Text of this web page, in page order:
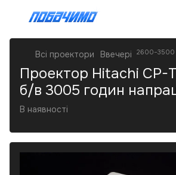
Всі проектори Ввечері 2600–3500
Проектор Hitachi CP-
б/в 3005 годин
В наявності